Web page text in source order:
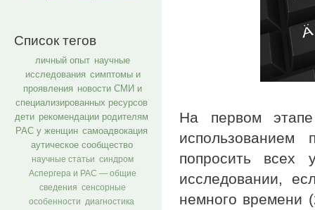
Список тегов
личный опыт научные
исследования симптомы и
проявления новости СМИ и
специализированных ресурсов
дети рекомендации родителям
РАС у женщин самоадвокация
аутическое сообщество
научные статьи синдром
Аспергера и РАС — общие
сведения сенсорные
особенности диагностика
На первом
использованием
попросить всех
исследовании,
немного времени